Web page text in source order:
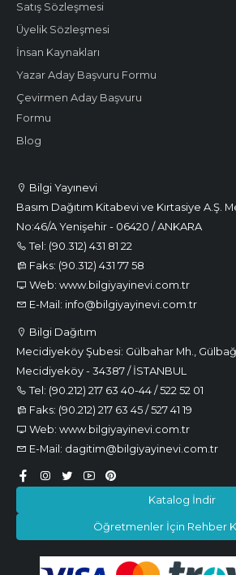
Bilgi Yayınevi
Basım Dağıtım Kitabevi ve Kırtasiye A.Ş.
No:46/A Yenişehir - 06420 / ANKARA
Tel: (90.312) 431 81 22
Faks: (90.312) 431 77 58
Web: www.bilgiyayinevi.com.tr
E-Mail: info@bilgiyayinevi.com.tr
Bilgi Dağıtım
Mecidiyeköy Şubesi: Gülbahar Mh.,
Mecidiyeköy - 34387 / İSTANBUL
Tel: (90.212) 217 63 40-44 / 522 52 01
Faks: (90.212) 217 63 45 / 527 41 19
Web: www.bilgiyayinevi.com.tr
E-Mail: dagitim@bilgiyayinevi.com.tr
Katalog İndir
Öğretmenler İçin Rehber
Satış Sözleşmesi
Üyelik Sözleşmesi
İnsan Kaynakları
Yazar Aday Başvuru Formu
Çevirmen Aday Başvuru
Formu
Blog